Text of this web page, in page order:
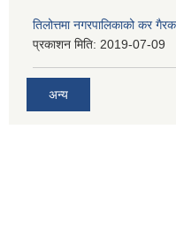
तिलोत्तमा नगरपालिकाको कर
प्रकाशन मिति: 2019-07-09
अन्य